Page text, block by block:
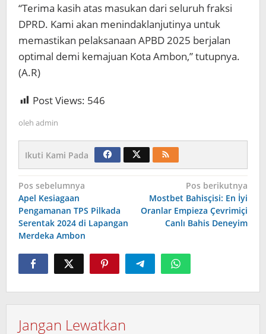
“Terima kasih atas masukan dari seluruh fraksi
DPRD. Kami akan menindaklanjutinya untuk
memastikan pelaksanaan APBD 2025 berjalan
optimal demi kemajuan Kota Ambon,” tutupnya.
(A.R)
Post Views: 546
oleh admin
Ikuti Kami Pada
Navigasi
pos
Pos sebelumnya
Apel Kesiagaan
Pengamanan TPS Pilkada
Serentak 2024 di Lapangan
Merdeka Ambon
Pos berikutnya
Mostbet Bahisçisi: En İyi
Oranlar Empieza Çevrimiçi
Canlı Bahis Deneyim
Jangan Lewatkan